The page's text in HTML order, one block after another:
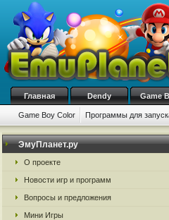
Главная Dendy Game
Game Boy Color Программы для
ЭмуПланет.ру
О проекте
Новости игр и программ
Вопросы и предложения
Мини Игры